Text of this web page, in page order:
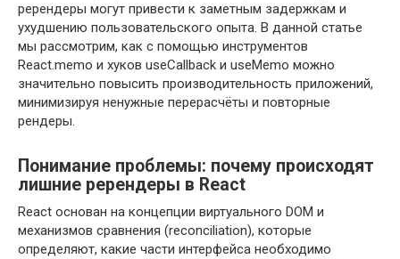
ререндеры могут привести к заметным задержкам и
ухудшению пользовательского опыта. В данной статье
мы рассмотрим, как с помощью инструментов
React.memo и хуков useCallback и useMemo можно
значительно повысить производительность приложений,
минимизируя ненужные перерасчёты и повторные
рендеры.
Понимание проблемы: почему происходят
лишние ререндеры в React
React основан на концепции виртуального DOM и
механизмов сравнения (reconciliation), которые
определяют, какие части интерфейса необходимо